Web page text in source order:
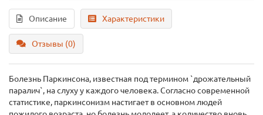
Описание Характеристики
Отзывы (0)
Болезнь Паркинсона, известная под термином `дрожательный
паралич`, на слуху у каждого человека. Согласно современной
статистике, паркинсонизм настигает в основном людей